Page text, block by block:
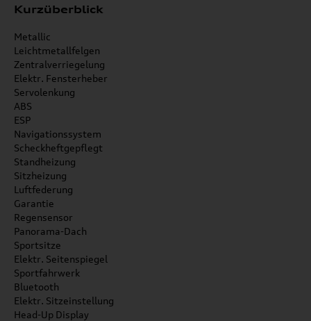
Kurzüberblick
Metallic
Leichtmetallfelgen
Zentralverriegelung
Elektr. Fensterheber
Servolenkung
ABS
ESP
Navigationssystem
Scheckheftgepflegt
Standheizung
Sitzheizung
Luftfederung
Garantie
Regensensor
Panorama-Dach
Sportsitze
Elektr. Seitenspiegel
Sportfahrwerk
Bluetooth
Elektr. Sitzeinstellung
Head-Up Display